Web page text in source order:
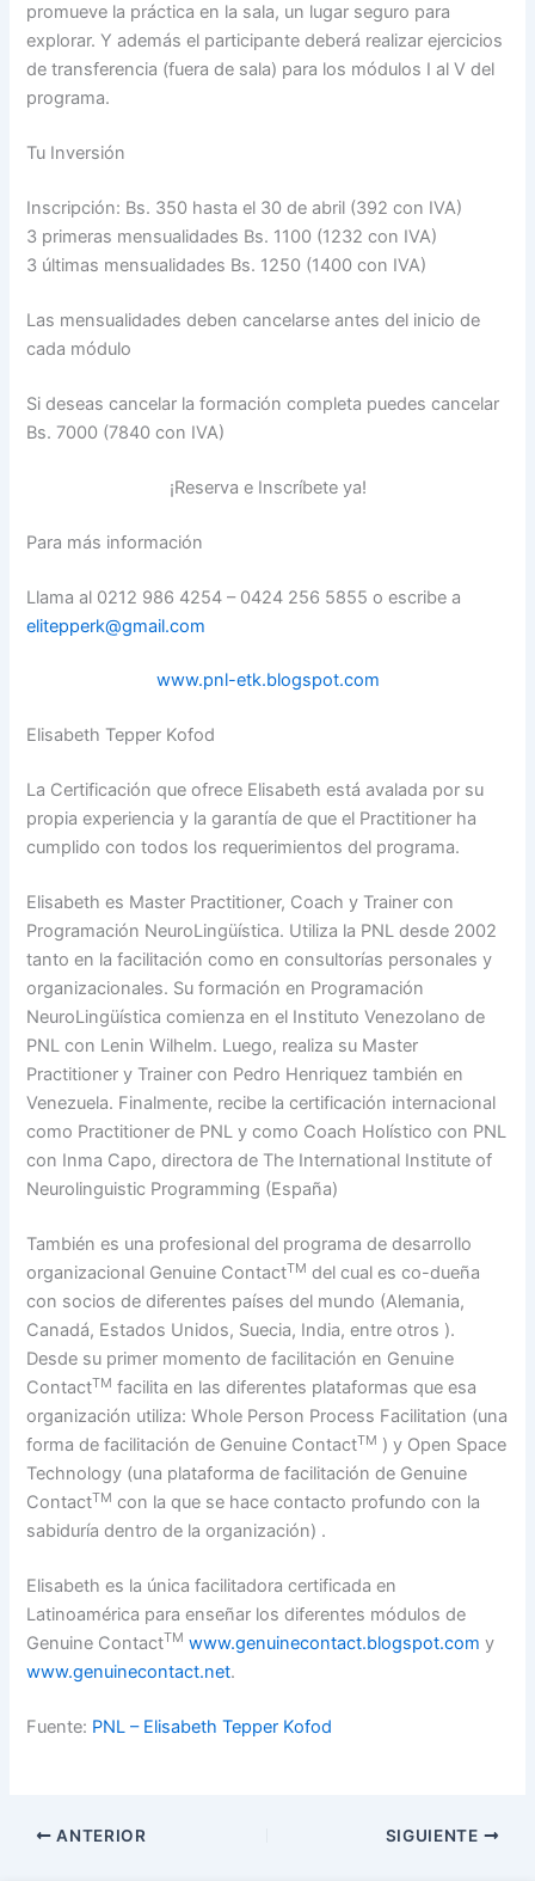
promueve la práctica en la sala, un lugar seguro para
explorar. Y además el participante deberá realizar ejercicios
de transferencia (fuera de sala) para los módulos I al V del
programa.
Tu Inversión
Inscripción: Bs. 350 hasta el 30 de abril (392 con IVA)
3 primeras mensualidades Bs. 1100 (1232 con IVA)
3 últimas mensualidades Bs. 1250 (1400 con IVA)
Las mensualidades deben cancelarse antes del inicio de
cada módulo
Si deseas cancelar la formación completa puedes cancelar
Bs. 7000 (7840 con IVA)
¡Reserva e Inscríbete ya!
Para más información
Llama al 0212 986 4254 – 0424 256 5855 o escribe a
elitepperk@gmail.com
www.pnl-etk.blogspot.com
Elisabeth Tepper Kofod
La Certificación que ofrece Elisabeth está avalada por su
propia experiencia y la garantía de que el Practitioner ha
cumplido con todos los requerimientos del programa.
Elisabeth es Master Practitioner, Coach y Trainer con
Programación NeuroLingüística. Utiliza la PNL desde 2002
tanto en la facilitación como en consultorías personales y
organizacionales. Su formación en Programación
NeuroLingüística comienza en el Instituto Venezolano de
PNL con Lenin Wilhelm. Luego, realiza su Master
Practitioner y Trainer con Pedro Henriquez también en
Venezuela. Finalmente, recibe la certificación internacional
como Practitioner de PNL y como Coach Holístico con PNL
con Inma Capo, directora de The International Institute of
Neurolinguistic Programming (España)
También es una profesional del programa de desarrollo
organizacional Genuine ContactTM del cual es co-dueña
con socios de diferentes países del mundo (Alemania,
Canadá, Estados Unidos, Suecia, India, entre otros ).
Desde su primer momento de facilitación en Genuine
ContactTM facilita en las diferentes plataformas que esa
organización utiliza: Whole Person Process Facilitation (una
forma de facilitación de Genuine ContactTM ) y Open Space
Technology (una plataforma de facilitación de Genuine
ContactTM con la que se hace contacto profundo con la
sabiduría dentro de la organización) .
Elisabeth es la única facilitadora certificada en
Latinoamérica para enseñar los diferentes módulos de
Genuine ContactTM www.genuinecontact.blogspot.com y
www.genuinecontact.net.
Fuente: PNL – Elisabeth Tepper Kofod
ANTERIOR SIGUIENTE